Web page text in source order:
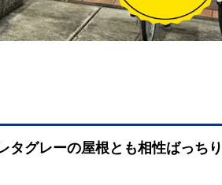
タグレーの屋根とも相性ばっちり